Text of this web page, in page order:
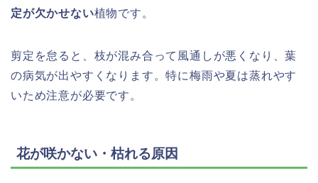
定が欠かせない植物です。
剪定を怠ると、枝が混み合って風通しが悪くなり、葉
の病気が出やすくなります。特に梅雨や夏は蒸れやす
いため注意が必要です。
花が咲かない・枯れる原因